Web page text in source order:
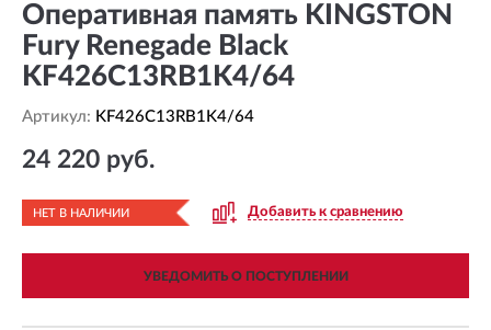
Оперативная память KINGSTON
Fury Renegade Black
KF426C13RB1K4/64
Артикул: KF426C13RB1K4/64
24 220 руб.
НЕТ В НАЛИЧИИ Добавить к сравнению
УВЕДОМИТЬ О ПОСТУПЛЕНИИ